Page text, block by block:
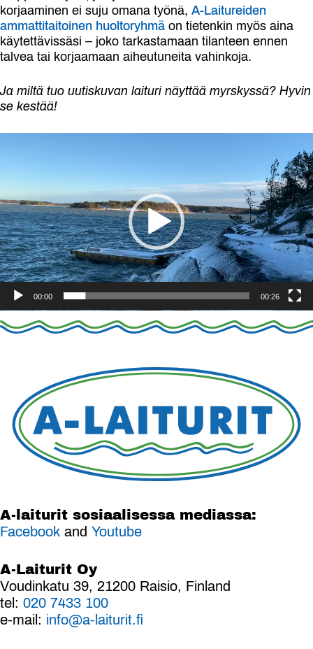
korjaaminen ei suju omana työnä, A-Laitureiden
ammattitaitoinen huoltoryhmä on tietenkin myös aina
käytettävissäsi – joko tarkastamaan tilanteen ennen
talvea tai korjaamaan aiheutuneita vahinkoja.
Ja miltä tuo uutiskuvan laituri näyttää myrskyssä? Hyvin
se kestää!
00:00 00:26
A-laiturit sosiaalisessa mediassa:
Facebook and Youtube
A-Laiturit Oy
Voudinkatu 39, 21200 Raisio, Finland
tel: 020 7433 100
e-mail: info@a-laiturit.fi